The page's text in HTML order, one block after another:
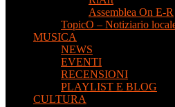
Assemblea On E-R
TopicO – Notiziario
MUSICA
NEWS
EVENTI
RECENSIONI
PLAYLIST E BLOG
CULTURA